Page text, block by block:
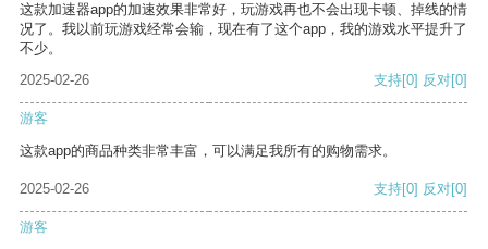
这款加速器app的加速效果非常好，玩游戏再也不会出现卡顿、掉线的情
况了。我以前玩游戏经常会输，现在有了这个app，我的游戏水平提升了
不少。
2025-02-26
支持[0] 反对[0]
游客
这款app的商品种类非常丰富，可以满足我所有的购物需求。
2025-02-26 支持[0] 反对[0]
游客